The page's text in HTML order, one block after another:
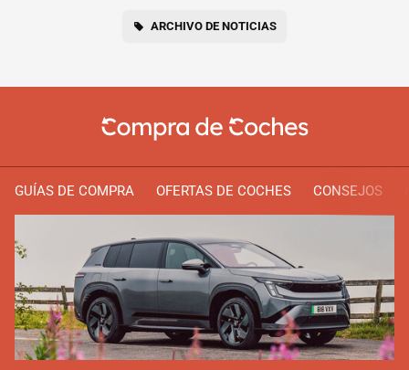
ARCHIVO DE NOTICIAS
GUÍAS DE COMPRA OFERTAS DE COCHES CONSEJOS